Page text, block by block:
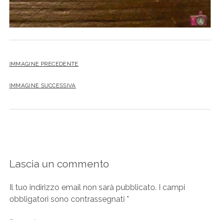
IMMAGINE PRECEDENTE
IMMAGINE SUCCESSIVA
Lascia un commento
Il tuo indirizzo email non sarà pubblicato.
I campi
obbligatori sono contrassegnati *